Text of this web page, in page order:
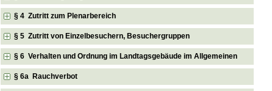
§ 4 Zutritt zum Plenarbereich
§ 5 Zutritt von Einzelbesuchern, Besuchergruppen
§ 6 Verhalten und Ordnung im Landtagsgebäude im Allgemeinen
§ 6a Rauchverbot